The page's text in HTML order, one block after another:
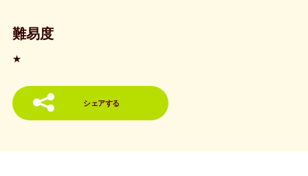
難易度
★
シェアする